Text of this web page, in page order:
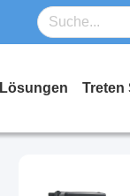
Lösungen